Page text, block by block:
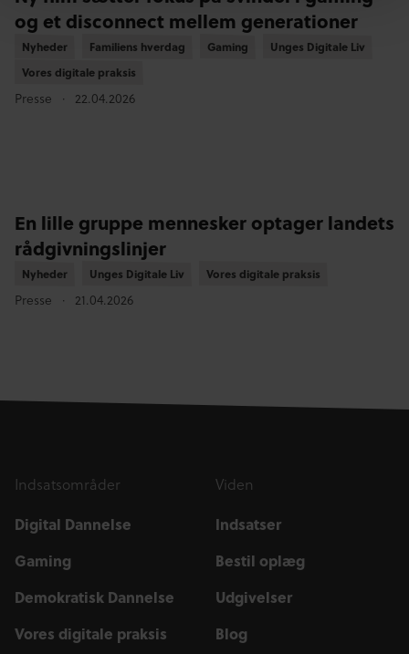
og et disconnect mellem generationer
Nyheder
Nyheder Familiens hverdag
Familiens hverdag Gaming
Gaming Unges Digitale Liv
Unges Digitale Liv
Vores digitale praksis
Vores digitale praksis
Presse 22.04.2026
En lille gruppe mennesker optager landets
rådgivningslinjer
Nyheder
Nyheder Unges Digitale Liv
Unges Digitale Liv Vores digitale praksis
Vores digitale praksis
Presse 21.04.2026
Indsatsområder
Digital Dannelse
Gaming
Demokratisk Dannelse
Vores digitale praksis
Viden
Indsatser
Bestil oplæg
Udgivelser
Blog